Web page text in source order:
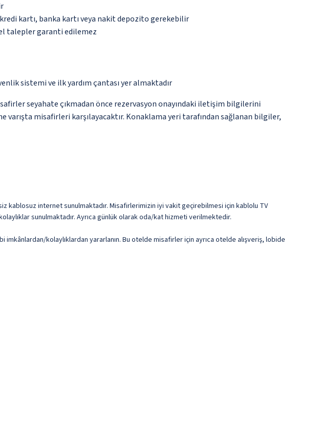
kartı, banka kartı veya nakit depozito gerekebilir
talepler garanti edilemez
sistemi ve ilk yardım çantası yer almaktadır
seyahate çıkmadan önce rezervasyon onayındaki iletişim bilgilerini
varışta misafirleri karşılayacaktır. Konaklama yeri tarafından sağlanan bilgiler,
kablosuz internet sunulmaktadır. Misafirlerimizin iyi vakit geçirebilmesi için kablolu TV
sunulmaktadır. Ayrıca günlük olarak oda/kat hizmeti verilmektedir.
kolaylıklardan yararlanın. Bu otelde misafirler için ayrıca otelde alışveriş, lobide